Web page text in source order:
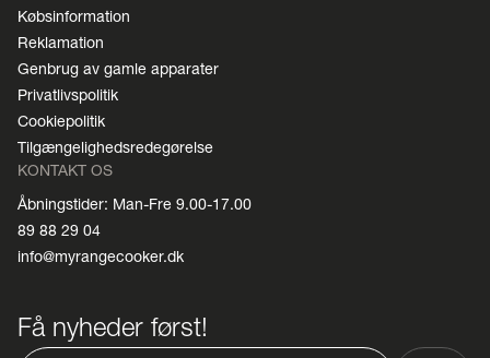
Købsinformation
Reklamation
Genbrug av gamle apparater
Privatlivspolitik
Cookiepolitik
Tilgængelighedsredegørelse
KONTAKT OS
Åbningstider: Man-Fre 9.00-17.00
89 88 29 04
info@myrangecooker.dk
Få nyheder først!